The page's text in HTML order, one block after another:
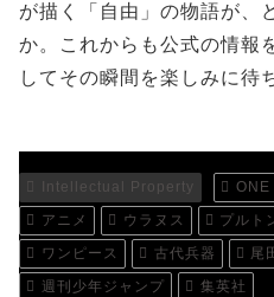
が描く「自由」の物語が、
か。これからも公式の情報
してその瞬間を楽しみに待
Intellectual Property ONE
アニメ
ウラヌス プルト
ワンピース
古代兵器 尾
週刊少年ジャンプ
集英社